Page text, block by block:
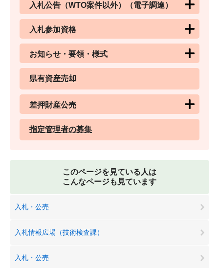
入札公告（WTO案件以外）（電子調達）
入札参加資格
お知らせ・要領・様式
県有資産売却
差押財産公売
指定管理者の募集
このページを見ている人は
こんなページも見ています
入札・公売
入札情報広場（技術検査課）
入札・公売